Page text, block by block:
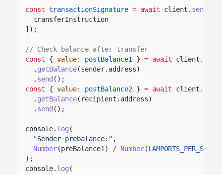
const transactionSignature = await client.
transferInstruction
]);
// Check balance after transfer
const
{ value: postBalance1 } = await
client.rpc
. getBalance(sender.address)
. send ();
const
{ value: postBalance2 } = await
client.rpc
. getBalance(recipient.address)
. send ();
console. log (
"Sender prebalance:" ,
Number(preBalance1) / Number(LAMPORTS_PER_SOL
);
console. log (